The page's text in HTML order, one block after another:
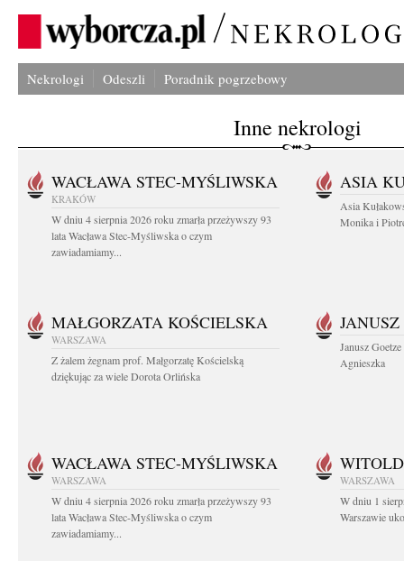
Nekrologi Odeszli Poradnik pogrzebowy
Inne nekrologi
WACŁAWA STEC-MYŚLIWSKA
KRAKÓW
W dniu 4 sierpnia 2026 roku zmarła przeżywszy 93
lata Wacława Stec-Myśliwska o czym
zawiadamiamy...
ASIA
Asia
Monika i
MAŁGORZATA KOŚCIELSKA
WARSZAWA
Z żalem żegnam prof. Małgorzatę Kościelską
dziękując za wiele Dorota Orlińska
Janusz
Agnieszka
WACŁAWA STEC-MYŚLIWSKA
WARSZAWA
W dniu 4 sierpnia 2026 roku zmarła przeżywszy 93
lata Wacława Stec-Myśliwska o czym
zawiadamiamy...
WARSZAWA
W dniu 1
Warszawie